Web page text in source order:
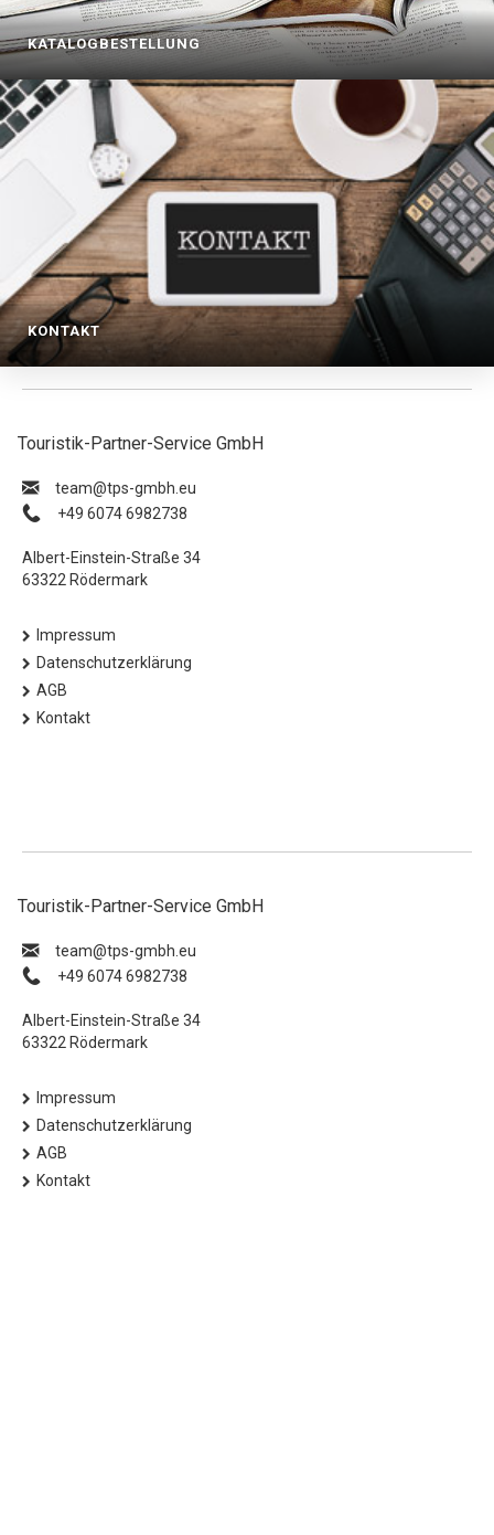
KATALOGBESTELLUNG
KONTAKT
Touristik-Partner-Service GmbH
ue.hbmg-spt@maet
+49 6074 6982738
Albert-Einstein-Straße 34
63322 Rödermark
Impressum
Datenschutzerklärung
AGB
Kontakt
Touristik-Partner-Service GmbH
ue.hbmg-spt@maet
+49 6074 6982738
Albert-Einstein-Straße 34
63322 Rödermark
Impressum
Datenschutzerklärung
AGB
Kontakt